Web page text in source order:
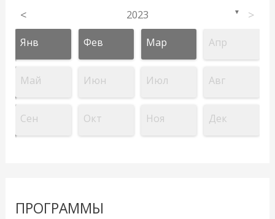
< 2023 ▼ >
Янв Фев Мар Апр
Май Июн Июл Авг
Сен Окт Ноя Дек
ПРОГРАММЫ